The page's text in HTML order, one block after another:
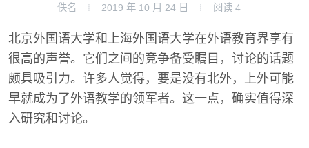
佚名 2019 年 10 月 24 日 阅读 4
北京外国语大学和上海外国语大学在外语教育界享有
很高的声誉。它们之间的竞争备受瞩目，讨论的话题
颇具吸引力。许多人觉得，要是没有北外，上外可能
早就成为了外语教学的领军者。这一点，确实值得深
入研究和讨论。